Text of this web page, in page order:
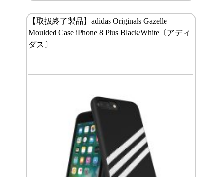
【取扱終了製品】adidas Originals Gazelle
Moulded Case iPhone 8 Plus Black/White〔アディ
ダス〕